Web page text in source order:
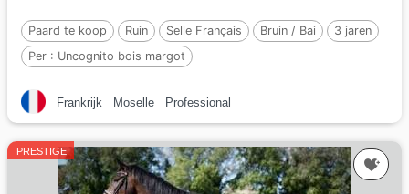
Paard te koop Ruin Selle Français Bruin / Bai
3 jaren
Per : Uncognito bois margot
Frankrijk Moselle Professional
PRESTIGE